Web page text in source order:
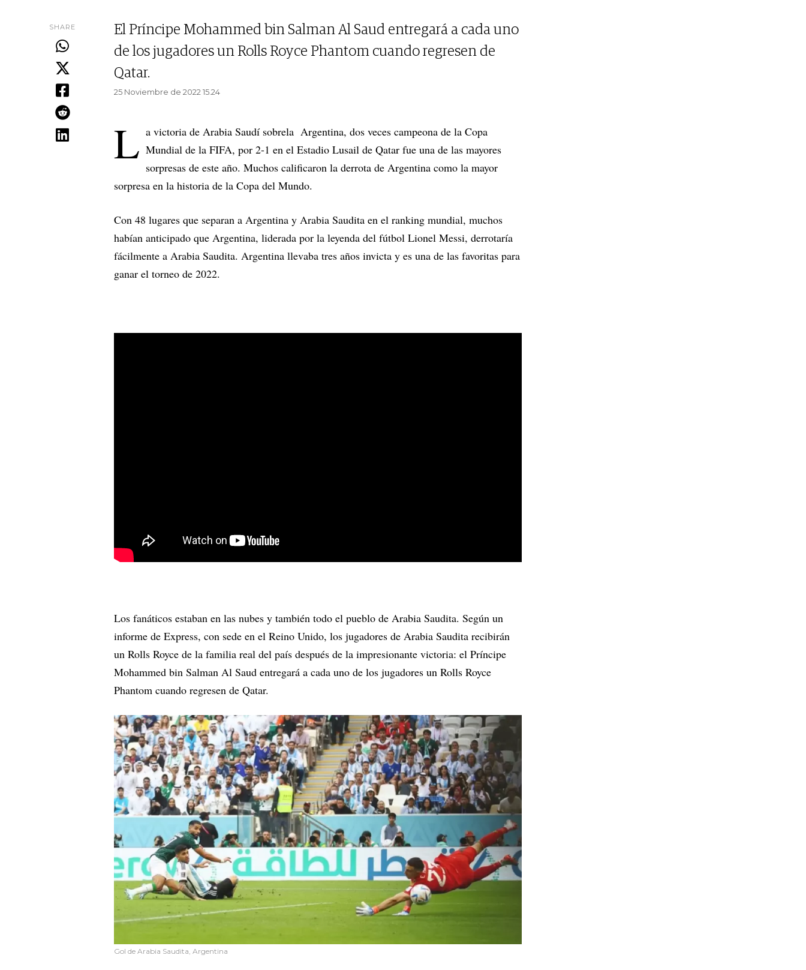
SHARE
El Príncipe Mohammed bin Salman Al Saud entregará a cada uno
de los jugadores un Rolls Royce Phantom cuando regresen de
Qatar.
25 Noviembre de 2022 15.24
L a victoria de Arabia Saudí sobrela Argentina, dos veces campeona de la Copa
Mundial de la FIFA, por 2-1 en el Estadio Lusail de Qatar fue una de las mayores
sorpresas de este año. Muchos calificaron la derrota de Argentina como la mayor
sorpresa en la historia de la Copa del Mundo.
Con 48 lugares que separan a Argentina y Arabia Saudita en el ranking mundial, muchos
habían anticipado que Argentina, liderada por la leyenda del fútbol Lionel Messi, derrotaría
fácilmente a Arabia Saudita. Argentina llevaba tres años invicta y es una de las favoritas para
ganar el torneo de 2022.
Los fanáticos estaban en las nubes y también todo el pueblo de Arabia Saudita. Según un
informe de Express, con sede en el Reino Unido, los jugadores de Arabia Saudita recibirán
un Rolls Royce de la familia real del país después de la impresionante victoria: el Príncipe
Mohammed bin Salman Al Saud entregará a cada uno de los jugadores un Rolls Royce
Phantom cuando regresen de Qatar.
Gol de Arabia Saudita, Argentina